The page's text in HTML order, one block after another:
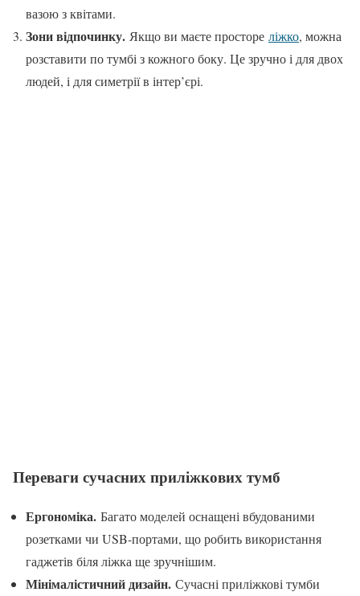
вазою з квітами.
Зони відпочинку. Якщо ви маєте просторе ліжко, можна
розставити по тумбі з кожного боку. Це зручно і для двох
людей, і для симетрії в інтер’єрі.
Переваги сучасних приліжкових тумб
Ергономіка. Багато моделей оснащені вбудованими
розетками чи USB-портами, що робить використання
гаджетів біля ліжка ще зручнішим.
Мінімалістичний дизайн. Сучасні приліжкові тумби